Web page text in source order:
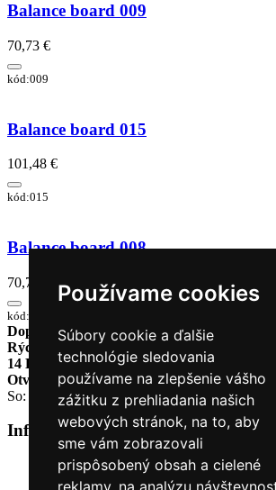
Používame cookies
Súbory cookie a ďalšie
technológie sledovania
používame na zlepšenie vášho
zážitku z prehliadania našich
webových stránok, na to, aby
sme vám zobrazovali
prispôsobený obsah a cielené
reklamy, na analýzu
Balance board 009
70,73 €
kód:009
Balance board 015
101,48 €
kód:015
Balance board 008
70,73 €
kód:008
Doprava zadarmo pri objednávke nad 230€
Rýchle dodanieTovar Vám odošleme do 24
14 Dní na vrátenie tovaruAk Vám tovar
Otvorené celý týždeň Po - pia: 8:30 - 16:30
So: 9:00 - 12:00
Informácie+
O nás
Kontakt